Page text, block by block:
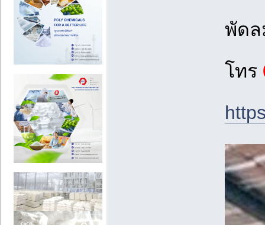
พัดล
โทร